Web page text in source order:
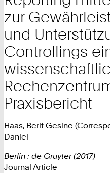
zur
und
Controllings
Praxisbericht
Haas, Berit Gesine
Daniel
Berlin : de Gruyter (2017)
Journal Article